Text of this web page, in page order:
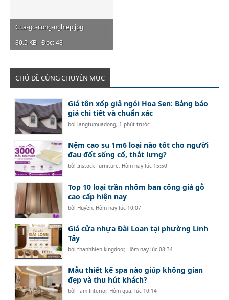
Cua-go-cong-nghiep.jpg
80.5 KB · Đọc: 48
CHỦ ĐỀ CÙNG CHUYÊN MỤC
Giá tôn xốp giả ngói Hoa Sen: Bảng báo
giá chi tiết và chuẩn xác
bởilangtumuadong, 1 phút trước
Nệm cao su 1m6 loại nào tốt cho người
đau đốt sống cổ, thắt lưng?
bởiInstock Furniture, Hôm nay lúc 15:50
Top 10 loại trần nhôm ban công giả gỗ
cao cấp hiện nay
bởi Huyền, Hôm nay lúc 10:07
Giá cửa nhựa Đài Loan tại phường Linh
Tây
bởithanhhien.kingdoor, Hôm nay lúc 08:34
Mẫu thiết kế spa nào giúp không gian
đẹp và thu hút khách?
bởi Fam Interior, Hôm qua, lúc 10:14